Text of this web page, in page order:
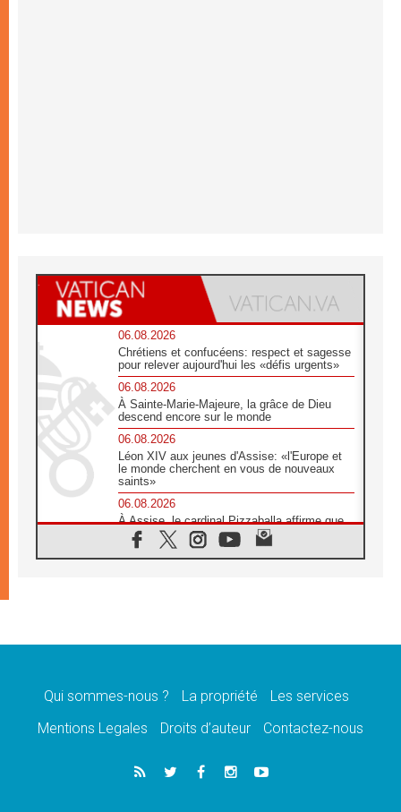
06.08.2026
Chrétiens et confucéens: respect et sagesse
pour relever aujourd'hui les «défis urgents»
06.08.2026
À Sainte-Marie-Majeure, la grâce de Dieu
descend encore sur le monde
06.08.2026
Léon XIV aux jeunes d'Assise: «l'Europe et
le monde cherchent en vous de nouveaux
saints»
06.08.2026
À Assise, le cardinal Pizzaballa affirme que
«les chrétiens veulent la paix»
06.08.2026
message de paix et de dignité humaine»
«La visite du Pape en Uruguay renforcera
05.08.2026
Le nonce en Ukraine: «Il est inquiétant
Qui sommes-nous ? La propriété
Les services
Mentions Legales
Droits d’auteur Contactez-nous